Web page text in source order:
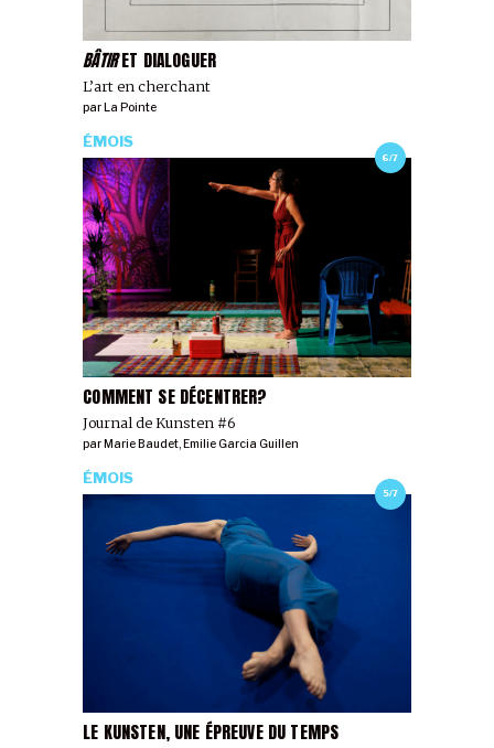
BÂTIRET DIALOGUER
L’art en cherchant
par La Pointe
6/7
COMMENT SE DÉCENTRER?
Journal de Kunsten #6
ÉMOIS
parMarie Baudet,Emilie Garcia Guillen
5/7
LE KUNSTEN, UNE ÉPREUVE DU TEMPS
ÉMOIS